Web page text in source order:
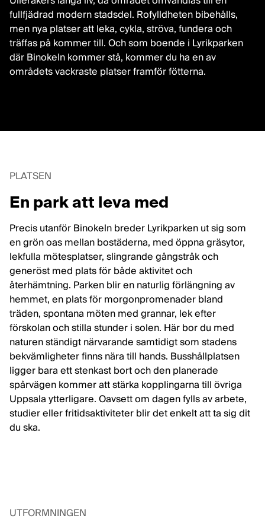
fullfjädrad modern stadsdel. Rofylldheten bibehålls,
men nya platser att leka, cykla, ströva, fundera och
träffas på kommer till. Och som boende i Lyrikparken
där Binokeln kommer stå, kommer du ha en av
områdets vackraste platser framför fötterna.
PLATSEN
En park att leva med
Precis utanför Binokeln breder Lyrikparken ut sig som
en grön oas mellan bostäderna, med öppna gräsytor,
lekfulla mötesplatser, slingrande gångstråk och
generöst med plats för både aktivitet och
återhämtning. Parken blir en naturlig förlängning av
hemmet, en plats för morgonpromenader bland
träden, spontana möten med grannar, lek efter
förskolan och stilla stunder i solen. Här bor du med
naturen ständigt närvarande samtidigt som stadens
bekvämligheter finns nära till hands. Busshållplatsen
ligger bara ett stenkast bort och den planerade
spårvägen kommer att stärka kopplingarna till övriga
Uppsala ytterligare. Oavsett om dagen fylls av arbete,
studier eller fritidsaktiviteter blir det enkelt att ta sig dit
du ska.
UTFORMNINGEN